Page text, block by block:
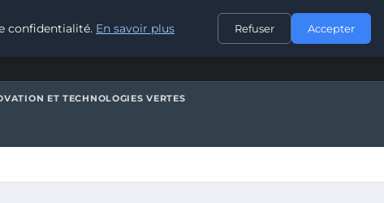
CONTACT
ET TECHNOLOGIES VERTES
confidentialité. En savoir plus Refuser Accepter